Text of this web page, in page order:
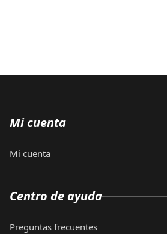
Mi cuenta
Mi cuenta
Centro de ayuda
Preguntas frecuentes